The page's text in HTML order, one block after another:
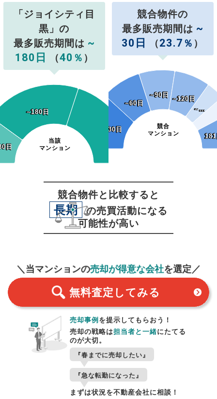
「ジョイシティ目
黒」の
最多販売期間は ~
180日
（40 ％ ）
当該
マンション
日
日
~180日
~180日
競合物件の
最多販売期間は ~
30日
（23.7 ％ ）
競合
マンション
~30日
~30日
~60日
~60日
~90日
~90日
~120日
~120日
~…
~…
競合物件と比較すると
長期
の売買活動になる
可能性が高い
＼当マンションの売却が得意な会社を選定／
無料査定 してみる
売却事例を提示してもらおう！
売却の戦略は担当者と一緒にたてる
のが大切。
『春までに売却したい』
『急な転勤になった』
まずは状況を不動産会社に相談！